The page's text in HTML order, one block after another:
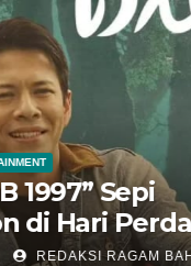
1997” Sepi
di Hari
Nilai
REDAKSI RAGAM